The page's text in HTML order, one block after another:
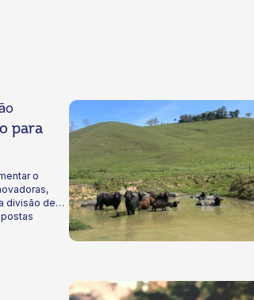
para
o
divisão de